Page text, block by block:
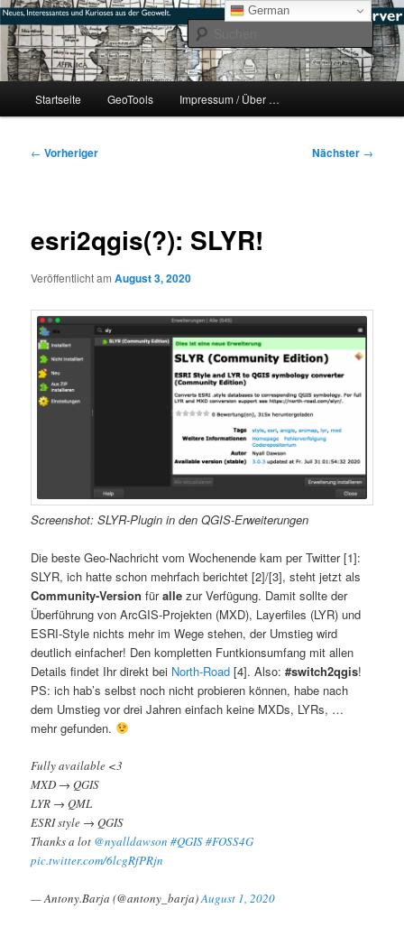
Zum
primären
Inhalt
springen#geoObserver
mikeE's GeoBlog
Startseite GeoTools Impressum / Über …
Beitragsnavigation
← Vorheriger Nächster →
esri2qgis(?): SLYR!
Veröffentlicht amAugust 3, 2020
Screenshot: SLYR-Plugin in den QGIS-Erweiterungen
Die beste Geo-Nachricht vom Wochenende kam per Twitter [1]:
SLYR, ich hatte schon mehrfach berichtet [2]/[3], steht jetzt als
Community-Version füralle zur Verfügung. Damit sollte der
Überführung von ArcGIS-Projekten (MXD), Layerfiles (LYR) und
ESRI-Style nichts mehr im Wege stehen, der Umstieg wird
deutlich einfacher! Den kompletten Funtkionsumfang mit allen
Details findet Ihr direkt bei North-Road [4]. Also:#switch2qgis!
PS: ich hab’s selbst noch nicht probieren können, habe nach
dem Umstieg vor drei Jahren einfach keine MXDs, LYRs, …
mehr gefunden.
Fully available <3
MXD → QGIS
LYR → QML
ESRI style → QGIS
Thanks a lot @nyalldawson #QGIS#FOSS4G
pic.twitter.com/6lcgRfPRjn
— Antony.Barja (@antony_barja)August 1, 2020
German